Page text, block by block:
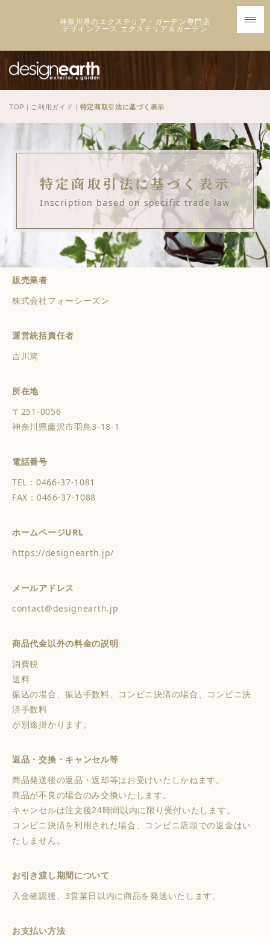
神奈川県のエクステリア・ガーデン専門店
デザインアース エクステリア＆ガーデン
TOP | ご利用ガイド | 特定商取引法に基づく表示
特定商取引法に基づく表示
Inscription based on specific trade law
販売業者
株式会社フォーシーズン
運営統括責任者
吉川篤
所在地
〒251-0056
神奈川県藤沢市羽鳥3-18-1
電話番号
TEL：0466-37-1081
FAX：0466-37-1088
ホームページURL
https://designearth.jp/
メールアドレス
contact@designearth.jp
商品代金以外の料金の説明
消費税
送料
振込の場合、振込手数料、コンビニ決済の場合、コンビニ決
済手数料
が別途掛かります。
返品・交換・キャンセル等
商品発送後の返品・返却等はお受けいたしかねます。
商品が不良の場合のみ交換いたします。
キャンセルは注文後24時間以内に限り受付いたします。
コンビニ決済を利用された場合、コンビニ店頭での返金はい
たしません。
お引き渡し期間について
入金確認後、3営業日以内に商品を発送いたします。
お支払い方法